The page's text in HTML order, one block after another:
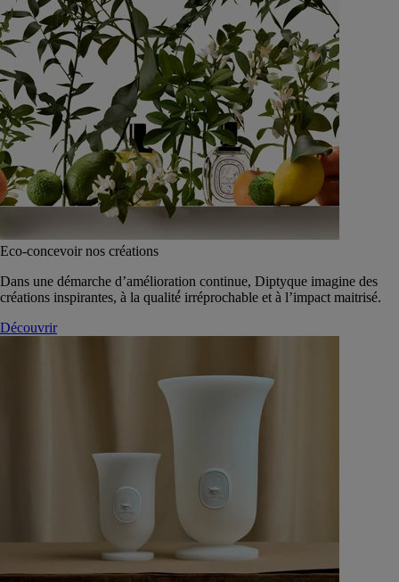
Eco-concevoir nos créations
Dans une démarche d’amélioration continue, Diptyque imagine des
créations inspirantes, à la qualité́ irréprochable et à l’impact maitrisé.
Découvrir